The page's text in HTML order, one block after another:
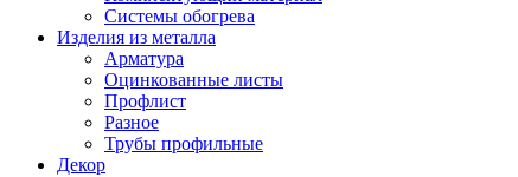
Системы обогрева
Изделия из металла
Арматура
Оцинкованные листы
Профлист
Разное
Трубы профильные
Декор